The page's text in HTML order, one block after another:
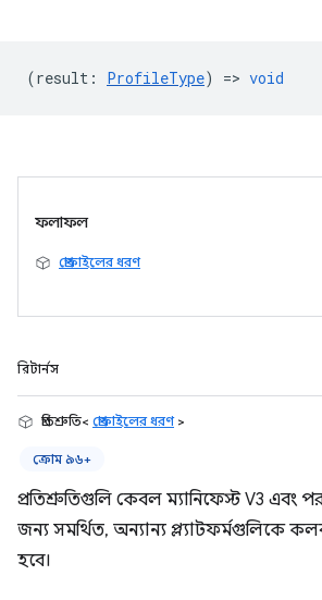
(result : ProfileType) => void
ফলাফল
প্রোফাইলের ধরণ
রিটার্নস
প্রতিশ্রুতি< প্রোফাইলের ধরণ>
ক্রোম ৯৬+
প্রতিশ্রুতিগুলি কেবল ম্যানিফেস্ট V3 এবং
জন্য সমর্থিত, অন্যান্য প্ল্যাটফর্মগুলিকে
হবে।